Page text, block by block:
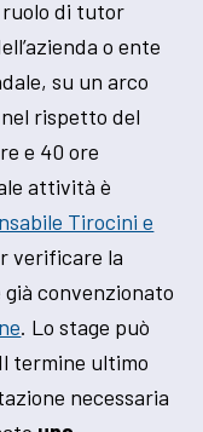
di tutor
o ente
su un arco
rispetto del
e 40 ore
attività è
Tirocini e
verificare la
già convenzionato
. Lo stage può
termine ultimo
necessaria